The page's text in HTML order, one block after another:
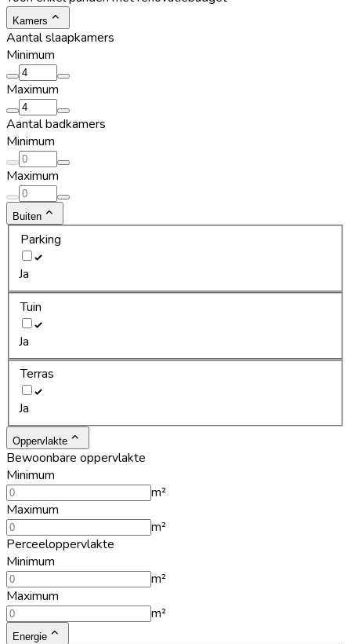
Kamers
Aantal slaapkamers
Minimum
Maximum
Aantal badkamers
Minimum
Maximum
Buiten
Parking
Ja
Tuin
Ja
Terras
Ja
Oppervlakte
Bewoonbare oppervlakte
Minimum
m²
Maximum
m²
Perceeloppervlakte
Minimum
m²
Maximum
m²
Energie